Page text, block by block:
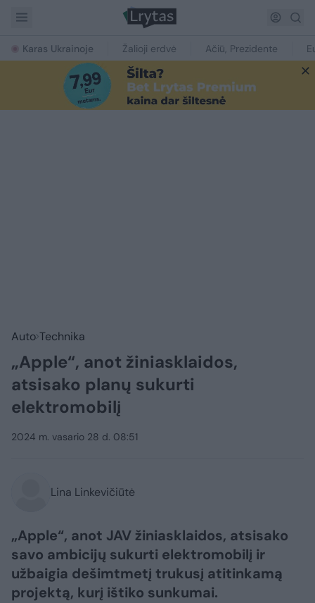
Karas Ukrainoje Žalioji erdvė Ačiū, Prezidente
Auto Technika
„Apple“, anot žiniasklaidos,
atsisako planų sukurti
elektromobilį
2024 m. vasario 28 d. 08:51
Lina Linkevičiūtė
„Apple“, anot JAV žiniasklaidos, atsisako
savo ambicijų sukurti elektromobilį ir
užbaigia dešimtmetį trukusį atitinkamą
projektą, kurį ištiko sunkumai.